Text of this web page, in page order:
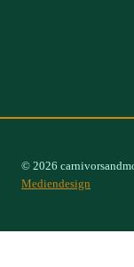
© 2026
Mediendesign